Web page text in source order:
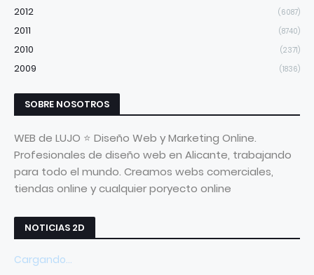
2012 (6087)
2011 (8740)
2010 (2371)
2009 (1836)
SOBRE NOSOTROS
WEB de LUJO ⭐ Diseño Web y Marketing Online.
Profesionales de diseño web en Alicante, trabajando
para todo el mundo. Creamos webs comerciales,
tiendas online y cualquier poryecto online
NOTICIAS 2D
Cargando...